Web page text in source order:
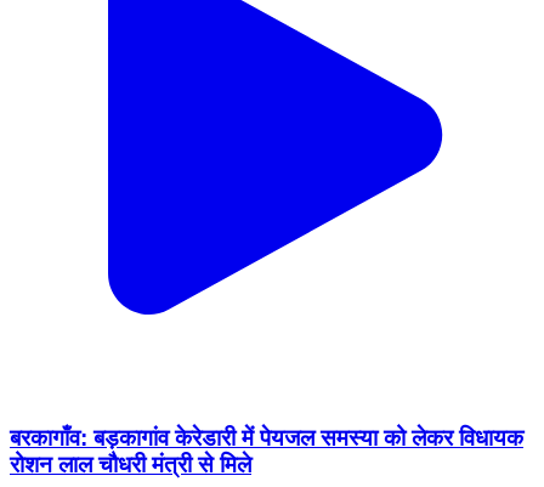
बरकागाँव: बड़कागांव केरेडारी में पेयजल समस्या को लेकर विधायक
रोशन लाल चौधरी मंत्री से मिले